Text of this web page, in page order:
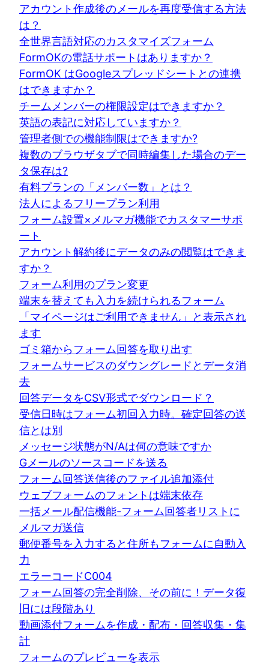
アカウント作成後のメールを再度受信する方法
は？
全世界言語対応のカスタマイズフォーム
FormOKの電話サポートはありますか？
FormOK はGoogleスプレッドシートとの連携
はできますか？
チームメンバーの権限設定はできますか？
英語の表記に対応していますか？
管理者側での機能制限はできますか?
複数のブラウザタブで同時編集した場合のデー
タ保存は?
有料プランの「メンバー数」とは？
法人によるフリープラン利用
フォーム設置×メルマガ機能でカスタマーサポ
ート
アカウント解約後にデータのみの閲覧はできま
すか？
フォーム利用のプラン変更
端末を替えても入力を続けられるフォーム
「マイページはご利用できません」と表示され
ます
ゴミ箱からフォーム回答を取り出す
フォームサービスのダウングレードとデータ消
去
回答データをCSV形式でダウンロード？
受信日時はフォーム初回入力時。確定回答の送
信とは別
メッセージ状態がN/Aは何の意味ですか
Gメールのソースコードを送る
フォーム回答送信後のファイル追加添付
ウェブフォームのフォントは端末依存
一括メール配信機能-フォーム回答者リストに
メルマガ送信
郵便番号を入力すると住所もフォームに自動入
力
エラーコードC004
フォーム回答の完全削除、その前に！データ復
旧には段階あり
動画添付フォームを作成・配布・回答収集・集
計
フォームのプレビューを表示